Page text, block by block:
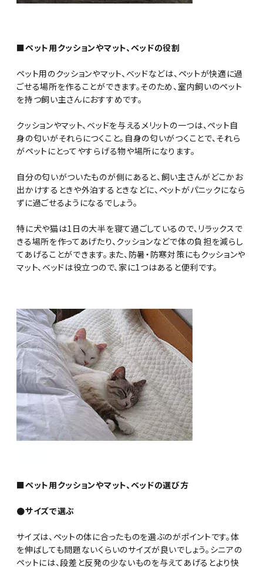
■ペット用クッションやマット、ベッドの役割
ペット用のクッションやマット、ベッドなどは、ペットが快適に過
ごせる場所を作ることができます。そのため、室内飼いのペット
を持つ飼い主さんにおすすめです。
クッションやマット、ベッドを与えるメリットの一つは、ペット自
身の匂いがそれらにつくこと。自身の匂いがつくことで、それら
がペットにとってやすらげる物や場所になります。
自分の匂いがついたものが側にあると、飼い主さんがどこかお
出かけするときや外泊するときなどに、ペットがパニックになら
ずに過ごせるようになるでしょう。
特に犬や猫は1日の大半を寝て過ごしているので、リラックスで
きる場所を作ってあげたり、クッションなどで体の負担を減らし
てあげることができます。また、防暑・防寒対策にもクッションや
マット、ベッドは役立つので、家に1つはあると便利です。
■ペット用クッションやマット、ベッドの選び方
●サイズで選ぶ
サイズは、ペットの体に合ったものを選ぶのがポイントです。体
を伸ばしても問題ないくらいのサイズが良いでしょう。シニアの
ペットには、段差と反発の少ないものを与えてあげるとより快